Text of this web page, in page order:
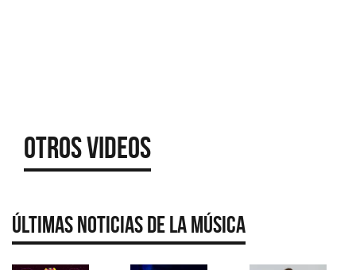
Otros Videos
Últimas Noticias de la Música